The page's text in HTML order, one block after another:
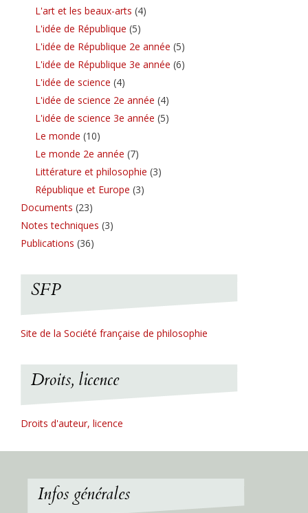
L'art et les beaux-arts (4)
L'idée de République (5)
L'idée de République 2e année (5)
L'idée de République 3e année (6)
L'idée de science (4)
L'idée de science 2e année (4)
L'idée de science 3e année (5)
Le monde (10)
Le monde 2e année (7)
Littérature et philosophie (3)
République et Europe (3)
Documents (23)
Notes techniques (3)
Publications (36)
SFP
Site de la Société française de philosophie
Droits, licence
Droits d'auteur, licence
Infos générales